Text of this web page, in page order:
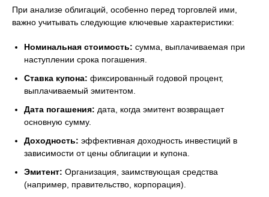
При анализе облигаций, особенно перед торговлей ими,
важно учитывать следующие ключевые характеристики:
Номинальная стоимость: сумма, выплачиваемая при
наступлении срока погашения.
Ставка купона: фиксированный годовой процент,
выплачиваемый эмитентом.
Дата погашения: дата, когда эмитент возвращает
основную сумму.
Доходность: эффективная доходность инвестиций в
зависимости от цены облигации и купона.
Эмитент: Организация, заимствующая средства
(например, правительство, корпорация).